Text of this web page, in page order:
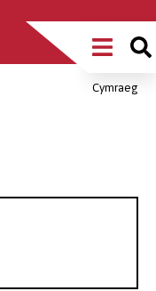
Main
MenuCymraeg